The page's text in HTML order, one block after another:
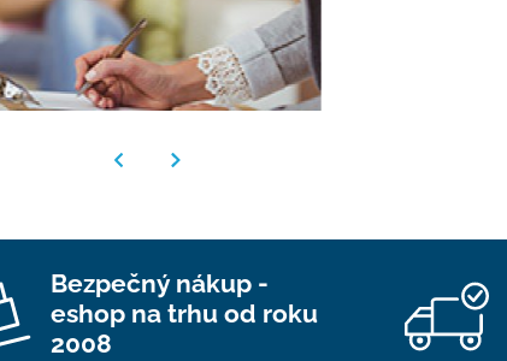
Bezpečný nákup -
eshop na trhu od roku
2008